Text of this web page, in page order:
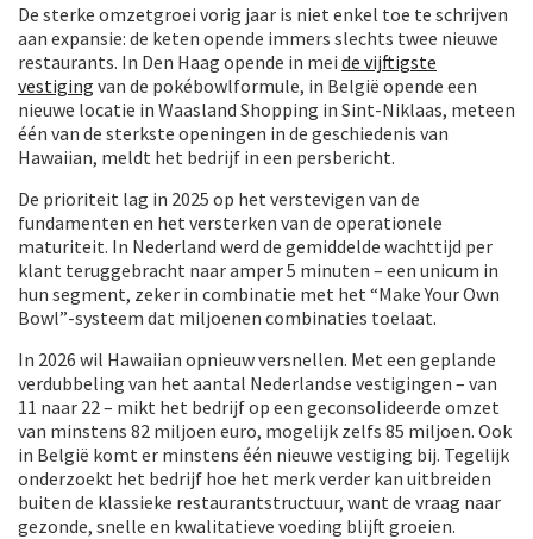
De sterke omzetgroei vorig jaar is niet enkel toe te schrijven
aan expansie: de keten opende immers slechts twee nieuwe
restaurants. In Den Haag opende in mei de vijftigste
vestiging van de pokébowlformule, in België opende een
nieuwe locatie in Waasland Shopping in Sint-Niklaas, meteen
één van de sterkste openingen in de geschiedenis van
Hawaiian, meldt het bedrijf in een persbericht.
De prioriteit lag in 2025 op het verstevigen van de
fundamenten en het versterken van de operationele
maturiteit. In Nederland werd de gemiddelde wachttijd per
klant teruggebracht naar amper 5 minuten – een unicum in
hun segment, zeker in combinatie met het “Make Your Own
Bowl”-systeem dat miljoenen combinaties toelaat.
In 2026 wil Hawaiian opnieuw versnellen. Met een geplande
verdubbeling van het aantal Nederlandse vestigingen – van
11 naar 22 – mikt het bedrijf op een geconsolideerde omzet
van minstens 82 miljoen euro, mogelijk zelfs 85 miljoen. Ook
in België komt er minstens één nieuwe vestiging bij. Tegelijk
onderzoekt het bedrijf hoe het merk verder kan uitbreiden
buiten de klassieke restaurantstructuur, want de vraag naar
gezonde, snelle en kwalitatieve voeding blijft groeien.